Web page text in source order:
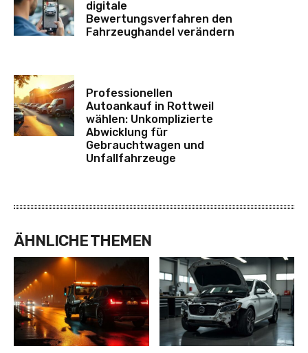
digitale
Bewertungsverfahren den
Fahrzeughandel verändern
Professionellen
Autoankauf in Rottweil
wählen: Unkomplizierte
Abwicklung für
Gebrauchtwagen und
Unfallfahrzeuge
ÄHNLICHE THEMEN